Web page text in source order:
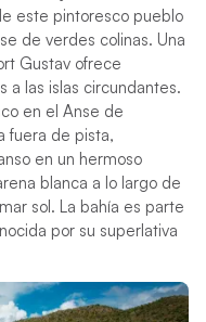
este pintoresco pueblo
de verdes colinas. Una
Gustav ofrece
a las islas circundantes.
en el Anse de
fuera de pista,
en un hermoso
blanca a lo largo de
sol. La bahía es parte
por su superlativa